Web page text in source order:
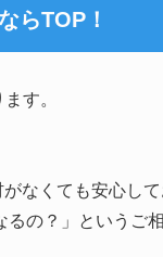
らTOP！
す。
なくても安心し
の？」というご